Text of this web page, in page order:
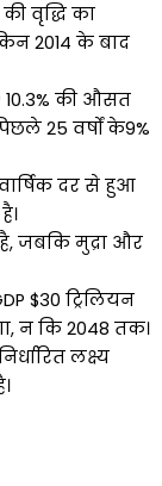
वृद्धि का
2014 के बाद
10.3% की औसत
25 वर्षों के9%
दर से हुआ
जबकि मुद्रा और
$30 ट्रिलियन
न कि 2048 तक।
लक्ष्य